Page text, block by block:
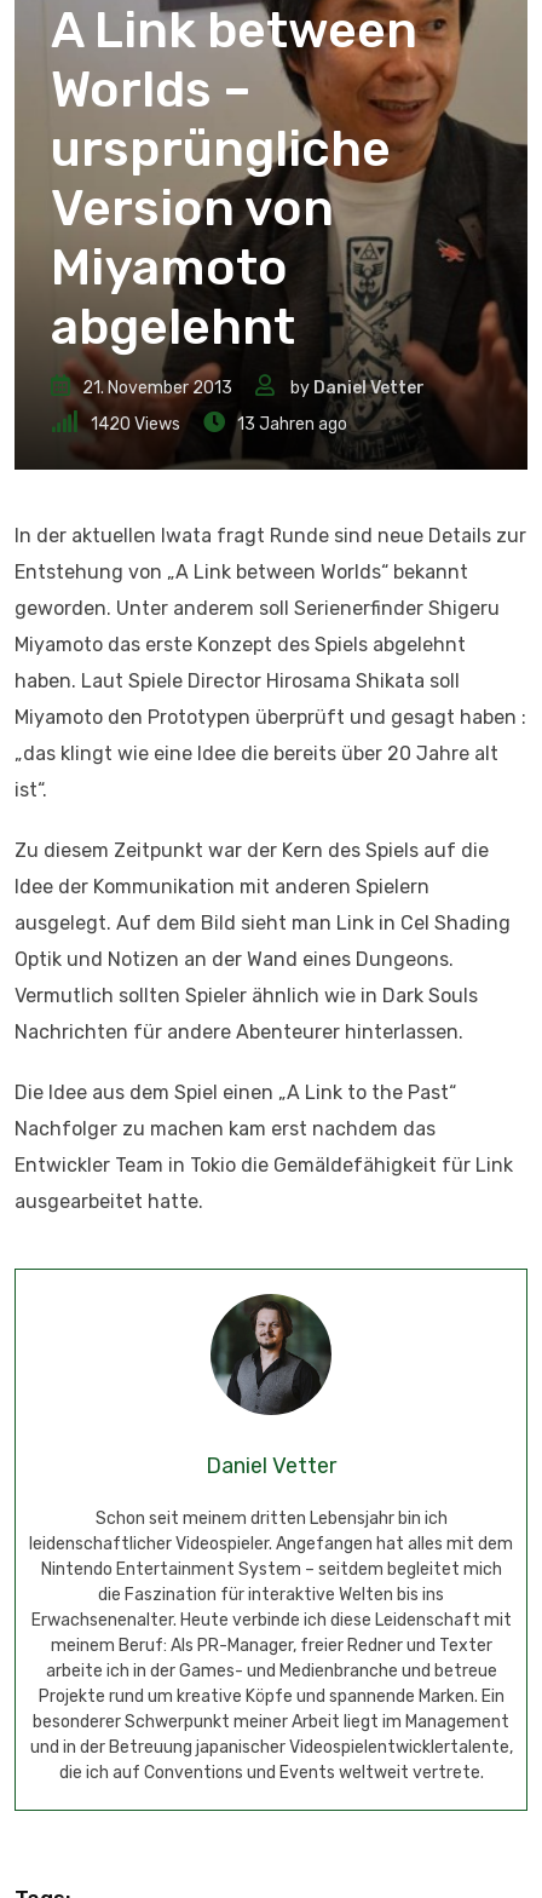
A Link between
Worlds –
ursprüngliche
Version von
Miyamoto
abgelehnt
21. November 2013 by Daniel Vetter
1420 Views 13 Jahren ago
In der aktuellen Iwata fragt Runde sind neue Details zur
Entstehung von „A Link between Worlds“ bekannt
geworden. Unter anderem soll Serienerfinder Shigeru
Miyamoto das erste Konzept des Spiels abgelehnt
haben. Laut Spiele Director Hirosama Shikata soll
Miyamoto den Prototypen überprüft und gesagt haben :
„das klingt wie eine Idee die bereits über 20 Jahre alt
ist“.
Zu diesem Zeitpunkt war der Kern des Spiels auf die
Idee der Kommunikation mit anderen Spielern
ausgelegt. Auf dem Bild sieht man Link in Cel Shading
Optik und Notizen an der Wand eines Dungeons.
Vermutlich sollten Spieler ähnlich wie in Dark Souls
Nachrichten für andere Abenteurer hinterlassen.
Die Idee aus dem Spiel einen „A Link to the Past“
Nachfolger zu machen kam erst nachdem das
Entwickler Team in Tokio die Gemäldefähigkeit für Link
ausgearbeitet hatte.
Daniel Vetter
Schon seit meinem dritten Lebensjahr bin ich
leidenschaftlicher Videospieler. Angefangen hat alles mit dem
Nintendo Entertainment System – seitdem begleitet mich
die Faszination für interaktive Welten bis ins
Erwachsenenalter. Heute verbinde ich diese Leidenschaft mit
meinem Beruf: Als PR-Manager, freier Redner und Texter
arbeite ich in der Games- und Medienbranche und betreue
Projekte rund um kreative Köpfe und spannende Marken. Ein
besonderer Schwerpunkt meiner Arbeit liegt im Management
und in der Betreuung japanischer Videospielentwicklertalente,
die ich auf Conventions und Events weltweit vertrete.